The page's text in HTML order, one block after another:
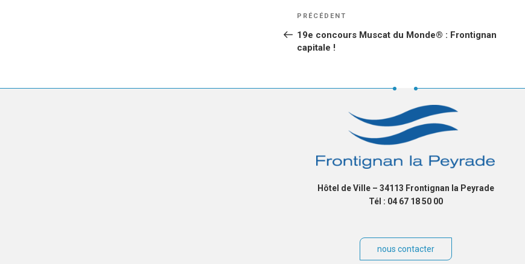
NAVIGATION
DE
L’ARTICLE
Article
PRÉCÉDENT
19e concours Muscat du Monde® : Frontignan
capitale !
Hôtel de Ville – 34113 Frontignan la Peyrade
Tél : 04 67 18 50 00
nous contacter